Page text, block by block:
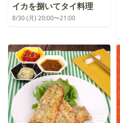
イカを捌いてタイ料理
8/30 (月) 20:00〜21:00